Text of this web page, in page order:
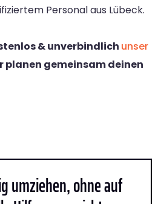
Personal aus Lübeck.
& unverbindlich unser
planen gemeinsam deinen
umziehen, ohne auf